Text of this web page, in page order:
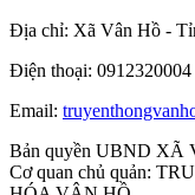
Địa chỉ: Xã Vân Hồ -
Điện thoại: 0912320004
Email:
Bản quyền UBND XÃ
Cơ quan chủ quản: